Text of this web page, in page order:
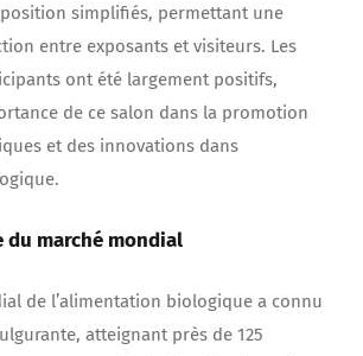
simplifiés, permettant une
entre exposants et visiteurs. Les
ont été largement positifs,
de ce salon dans la promotion
et des innovations dans
du marché mondial
de l’alimentation biologique a connu
atteignant près de 125